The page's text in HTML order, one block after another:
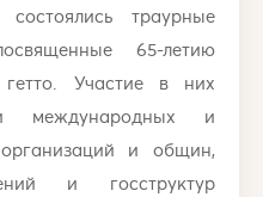
траурные
65-летию
Участие в них
международных и
и общин,
и госструктур